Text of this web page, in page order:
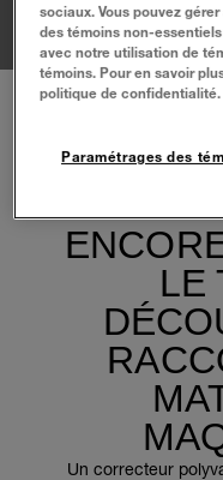
LE
Un correcteur
sociaux. Vous pouvez
des témoins non-
avec notre utilisation de
témoins. Pour en savoir
politique de confidentialité.
Paramétrages des